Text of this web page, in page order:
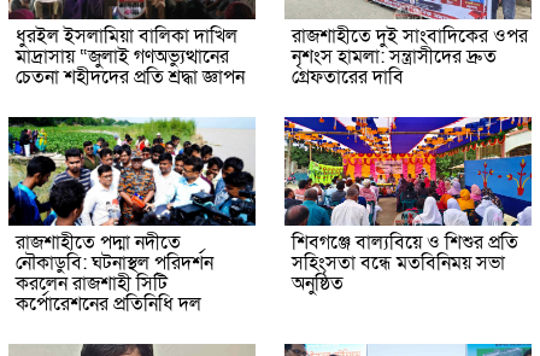
ধুরইল ইসলামিয়া বালিকা দাখিল
মাদ্রাসায় “জুলাই গণঅভ্যুত্থানের
চেতনা শহীদদের প্রতি শ্রদ্ধা জ্ঞাপন
রাজশাহীতে দুই সাংবাদিকের ওপর
নৃশংস হামলা: সন্ত্রাসীদের দ্রুত
গ্রেফতারের দাবি
রাজশাহীতে পদ্মা নদীতে
নৌকাডুবি: ঘটনাস্থল পরিদর্শন
করলেন রাজশাহী সিটি
কর্পোরেশনের প্রতিনিধি দল
শিবগঞ্জে বাল্যবিয়ে ও শিশুর প্রতি
সহিংসতা বন্ধে মতবিনিময় সভা
অনুষ্ঠিত